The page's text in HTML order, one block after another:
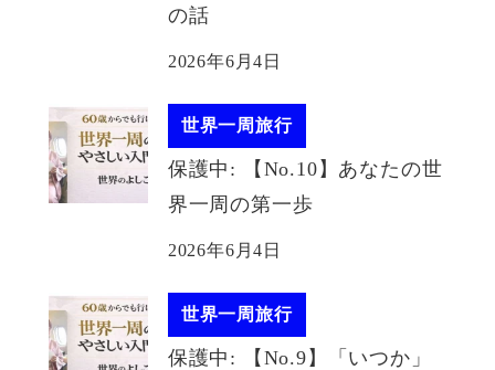
の話
2026年6月4日
世界一周旅行
保護中: 【No.10】あなたの世
界一周の第一歩
2026年6月4日
世界一周旅行
保護中: 【No.9】「いつか」